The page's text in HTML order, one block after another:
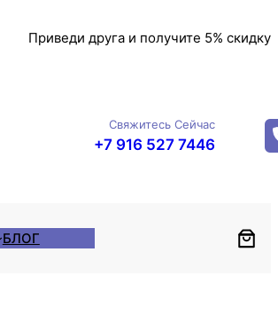
Приведи друга и получите 5% скидку
Свяжитесь Сейчас
+7 916 527 7446
БЛОГ